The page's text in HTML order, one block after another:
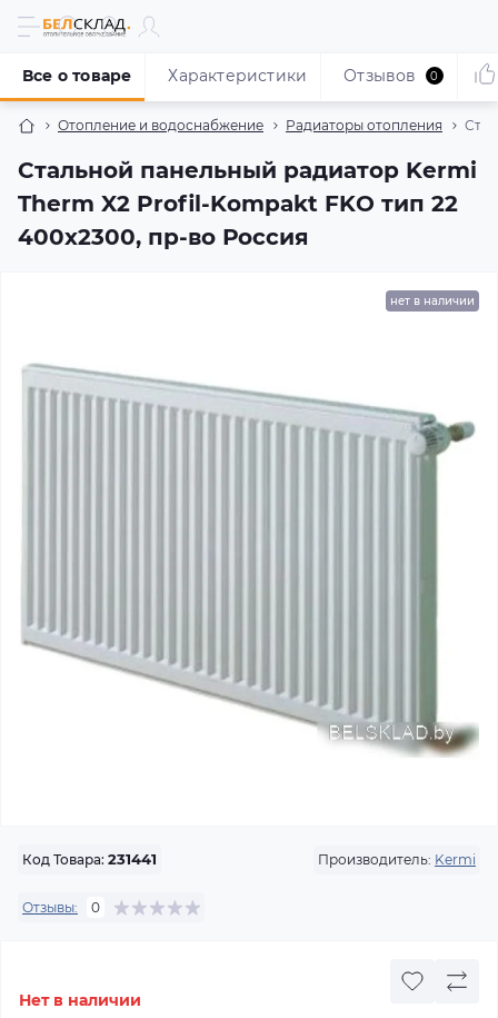
Отопление и водоснабжение Радиаторы отопления
Стальной панельный радиатор Kermi
Therm X2 Profil-Kompakt FKO тип 22
400x2300, пр-во Россия
Все о товаре Характеристики Отзывов 0
нет в наличии
Код Товара: 231441 Производитель: Kermi
Отзывы: 0
Нет в наличии